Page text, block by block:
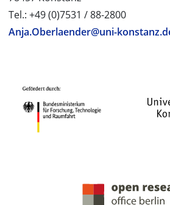
Tel.: +49 (0)7531 / 88-2800
Anja.Oberlaender@uni-